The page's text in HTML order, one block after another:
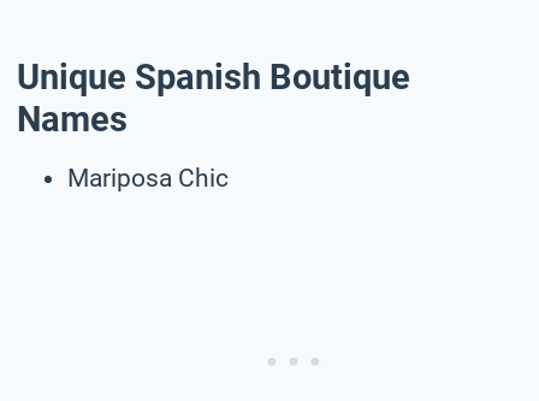
Unique Spanish Boutique
Names
Mariposa Chic